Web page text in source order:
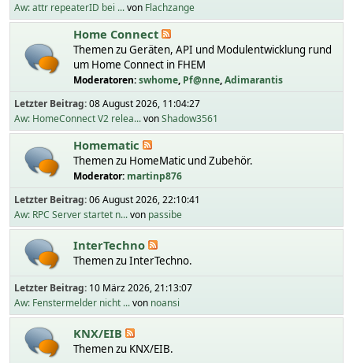
Aw: attr repeaterID bei ...von Flachzange
Home Connect
Themen zu Geräten, API und Modulentwicklung rund
um Home Connect in FHEM
Moderatoren:swhome, Pf@nne,Adimarantis
Letzter Beitrag:08 August 2026, 11:04:27
Aw: HomeConnect V2 relea...vonShadow3561
Homematic
Themen zu HomeMatic und Zubehör.
Moderator: martinp876
Letzter Beitrag:06 August 2026, 22:10:41
Aw: RPC Server startet n...von passibe
InterTechno
Themen zu InterTechno.
Letzter Beitrag: 10 März 2026, 21:13:07
Aw: Fenstermelder nicht ...von noansi
KNX/EIB
Themen zu KNX/EIB.